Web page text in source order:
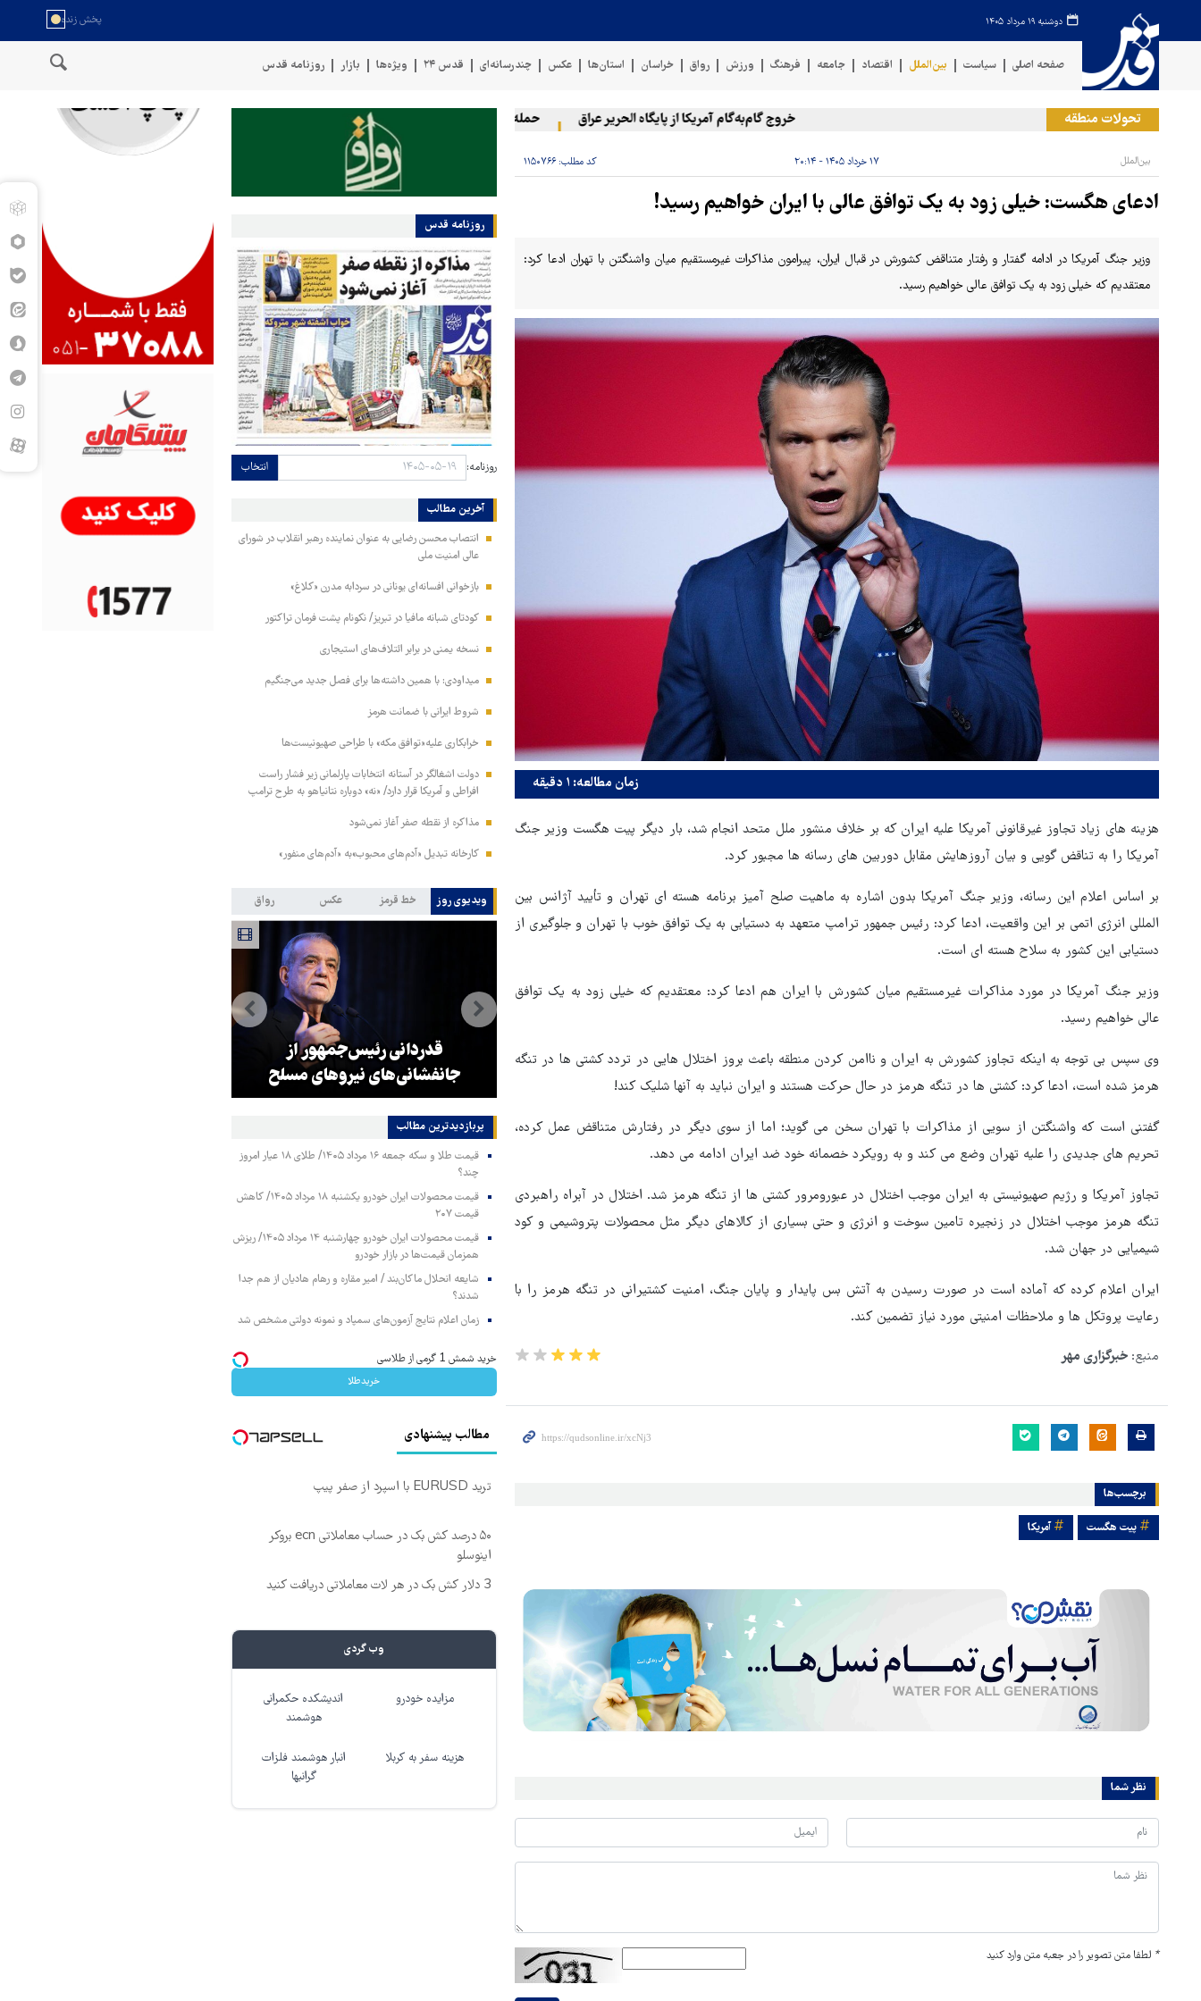
دوشنبه ۱۹ مرداد ۱۴۰۵
صفحه اصلی سیاست بین‌الملل اقتصاد جامعه فرهنگ ورزش رواق خراسان استان‌ها عکس چندرسانه‌ای قدس ۲۴ ویژه‌ها بازار روزنامه قدس
تحولات منطقه خروج گام‌به‌گام آمریکا از پایگاه الحریر عراق حمله یمن به آرامکو
بین‌الملل ۱۷ خرداد ۱۴۰۵ - ۲۰:۱۴ کد مطلب: ۱۱۵۰۷۶۶
ادعای هگست: خیلی زود به یک توافق عالی با ایران خواهیم رسید!
وزیر جنگ آمریکا در ادامه گفتار و رفتار متناقض کشورش در قبال ایران، پیرامون مذاکرات غیرمستقیم میان واشنگتن با تهران ادعا کرد:
معتقدیم که خیلی زود به یک توافق عالی خواهیم رسید.
زمان مطالعه: ۱ دقیقه
هزینه های زیاد تجاوز غیرقانونی آمریکا علیه ایران که بر خلاف منشور ملل متحد انجام شد، بار دیگر پیت هگست وزیر جنگ
آمریکا را به تناقض گویی و بیان آروزهایش مقابل دوربین های رسانه ها مجبور کرد.
بر اساس اعلام این رسانه، وزیر جنگ آمریکا بدون اشاره به ماهیت صلح آمیز برنامه هسته ای تهران و تأیید آژانس بین
المللی انرژی اتمی بر این واقعیت، ادعا کرد: رئیس جمهور ترامپ متعهد به دستیابی به یک توافق خوب با تهران و جلوگیری از
دستیابی این کشور به سلاح هسته ای است.
وزیر جنگ آمریکا در مورد مذاکرات غیرمستقیم میان کشورش با ایران هم ادعا کرد: معتقدیم که خیلی زود به یک توافق
عالی خواهیم رسید.
وی سپس بی توجه به اینکه تجاوز کشورش به ایران و ناامن کردن منطقه باعث بروز اختلال هایی در تردد کشتی ها در تنگه
هرمز شده است، ادعا کرد: کشتی ها در تنگه هرمز در حال حرکت هستند و ایران نباید به آنها شلیک کند!
گفتنی است که واشنگتن از سویی از مذاکرات با تهران سخن می گوید؛ اما از سوی دیگر در رفتارش متناقض عمل کرده،
تحریم های جدیدی را علیه تهران وضع می کند و به رویکرد خصمانه خود ضد ایران ادامه می دهد.
تجاوز آمریکا و رژیم صهیونیستی به ایران موجب اختلال در عبورومرور کشتی ها از تنگه هرمز شد. اختلال در آبراه راهبردی
تنگه هرمز موجب اختلال در زنجیره تامین سوخت و انرژی و حتی بسیاری از کالاهای دیگر مثل محصولات پتروشیمی و کود
شیمیایی در جهان شد.
ایران اعلام کرده که آماده است در صورت رسیدن به آتش بس پایدار و پایان جنگ، امنیت کشتیرانی در تنگه هرمز را با
رعایت پروتکل ها و ملاحظات امنیتی مورد نیاز تضمین کند.
منبع: خبرگزاری مهر
برچسب‌ها
پیت هگست آمریکا
نظر شما
* لطفا متن تصویر را در جعبه متن وارد کنید
روزنامه قدس
روزنامه: انتخاب
آخرین مطالب
انتصاب محسن رضایی به عنوان نماینده رهبر انقلاب در شورای
عالی امنیت ملی
بازخوانی افسانه‌ای یونانی در سردابه مدرن «کلاغ»
کودتای شبانه مافیا در تبریز/ نکونام پشت فرمان تراکتور
نسخه یمنی در برابر ائتلاف‌های استیجاری
میداودی: با همین داشته‌ها برای فصل جدید می‌جنگیم
شروط ایرانی با ضمانت هرمز
خرابکاری علیه«توافق مکه» با طراحی صهیونیست‌ها
دولت اشغالگر در آستانه انتخابات پارلمانی زیر فشار راست
افراطی و آمریکا قرار دارد/ «نه» دوباره نتانیاهو به طرح ترامپ
مذاکره از نقطه صفر آغاز نمی‌شود
کارخانه تبدیل «آدم‌های محبوب»به «آدم‌های منفور»
ویدیوی روز خط قرمز عکس رواق
زلزله در موساد با شکست پروژه
براندازی در ایران
اولویت زیرساخت حرم رضوی،
ساخت پارکینگ است
قدردانی رئیس‌جمهور از
جانفشانی‌های نیروهای مسلح
پربازدیدترین‌ مطالب
قیمت طلا و سکه جمعه ۱۶ مرداد ۱۴۰۵/ طلای ۱۸ عیار امروز
چند؟
قیمت محصولات ایران خودرو یکشنبه ۱۸ مرداد ۱۴۰۵/ کاهش
قیمت ۲۰۷
قیمت محصولات ایران خودرو چهارشنبه ۱۴ مرداد ۱۴۰۵/ ریزش
همزمان قیمت‌ها در بازار خودرو
شایعه انحلال ماکان‌بند / امیر مقاره و رهام هادیان از هم جدا
شدند؟
زمان اعلام نتایج آزمون‌های سمپاد و نمونه دولتی مشخص شد
خرید شمش 1 گرمی از طلاسی
خریدطلا
مطالب پیشنهادی
ترید EURUSD با اسپرد از صفر پیپ
۵۰ درصد کش بک در حساب معاملاتی ecn بروکر
اینوسلو
3 دلار کش بک در هر لات معاملاتی دریافت کنید
وب گردی
مزایده خودرو
اندیشکده حکمرانی
هوشمند
هزینه سفر به کربلا
انبار هوشمند فلزات
گرانبها